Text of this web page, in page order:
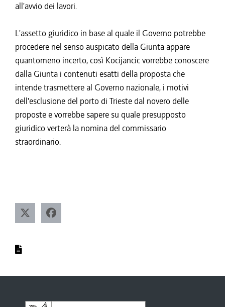
all'avvio dei lavori.
L'assetto giuridico in base al quale il Governo potrebbe
procedere nel senso auspicato della Giunta appare
quantomeno incerto, così Kocijancic vorrebbe conoscere
dalla Giunta i contenuti esatti della proposta che
intende trasmettere al Governo nazionale, i motivi
dell'esclusione del porto di Trieste dal novero delle
proposte e vorrebbe sapere su quale presupposto
giuridico verterà la nomina del commissario
straordinario.